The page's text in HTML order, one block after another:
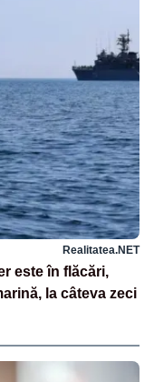
Realitatea.NET
este în flăcări,
la câteva zeci